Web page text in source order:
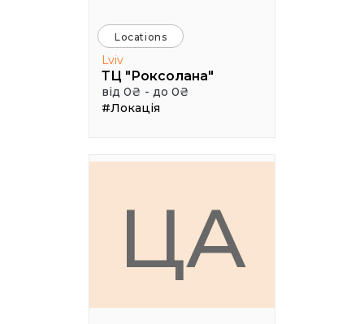
Locations
Lviv
ТЦ "Роксолана"
від 0₴ - до 0₴
#Локація
ЦА